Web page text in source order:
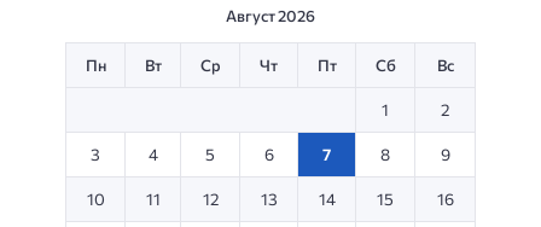
Август 2026
Пн Вт Ср Чт Пт Сб Вс
1 2
3 4 5 6 7 8 9
10 11 12 13 14 15 16